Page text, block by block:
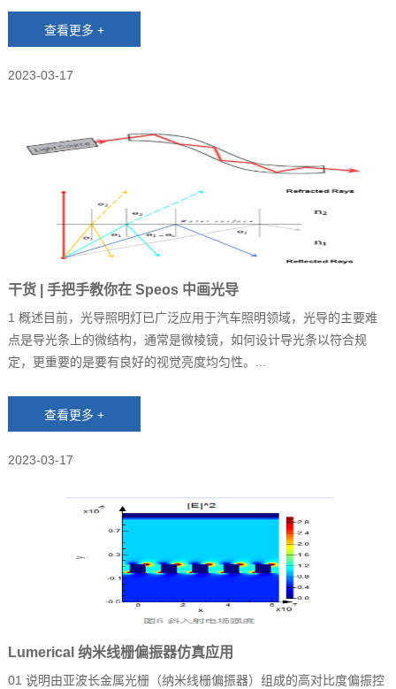
2023-03-17
干货 | 手把手教你在 Speos 中画光导
1 概述目前，光导照明灯已广泛应用于汽车照明领域，光导的主要难
点是导光条上的微结构，通常是微棱镜，如何设计导光条以符合规
定，更重要的是要有良好的视觉亮度均匀性。...
2023-03-17
Lumerical 纳米线栅偏振器仿真应用
01 说明由亚波长金属光栅（纳米线栅偏振器）组成的高对比度偏振控